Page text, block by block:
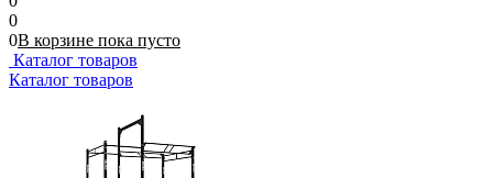
0
0В корзине пока пусто
Каталог товаров
Каталог товаров